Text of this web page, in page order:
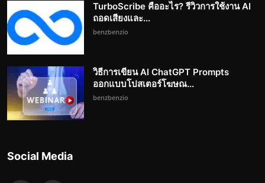
TurboScribe คืออะไร? รีวิวการใช้งาน AI
ถอดเสียงและ...
benzbenzio
วิธีการเขียน AI ChatGPT Prompts
ออกแบบโปสเตอร์โฆษณ...
benzbenzio
Social Media